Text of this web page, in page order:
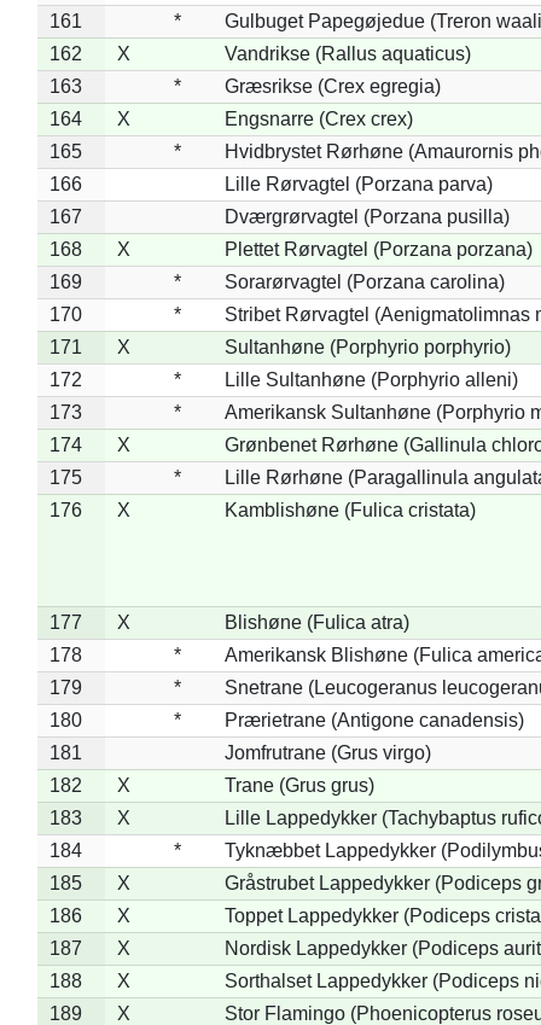
161
*
Gulbuget Papegøjedue (Treron
162
X
Vandrikse (Rallus aquaticus)
163
*
Græsrikse (Crex egregia)
164
X
Engsnarre (Crex crex)
165
*
Hvidbrystet Rørhøne (Amaurornis
166
Lille Rørvagtel (Porzana parva)
167
Dværgrørvagtel (Porzana pusilla)
168
X
Plettet Rørvagtel (Porzana porzana)
169
*
Sorarørvagtel (Porzana carolina)
170
*
Stribet Rørvagtel (Aenigmatolimnas
171
X
Sultanhøne (Porphyrio porphyrio)
172
*
Lille Sultanhøne (Porphyrio alleni)
173
*
Amerikansk Sultanhøne (Porphyrio
174
X
Grønbenet Rørhøne (Gallinula
175
*
Lille Rørhøne (Paragallinula
176
X Kamblishøne (Fulica cristata)
177 X
Blishøne (Fulica atra)
178
*
Amerikansk Blishøne (Fulica
179
*
Snetrane (Leucogeranus
180
*
Prærietrane (Antigone canadensis)
181
Jomfrutrane (Grus virgo)
182
X
Trane (Grus grus)
183
X
Lille Lappedykker (Tachybaptus
184
*
Tyknæbbet Lappedykker
185
X
Gråstrubet Lappedykker (Podiceps
186
X
Toppet Lappedykker (Podiceps
187
X
Nordisk Lappedykker (Podiceps
188
X
Sorthalset Lappedykker (Podiceps
189
X
Stor Flamingo (Phoenicopterus